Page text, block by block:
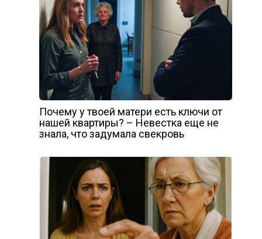
Почему у твоей матери есть ключи от
нашей квартиры? – Невестка еще не
знала, что задумала свекровь